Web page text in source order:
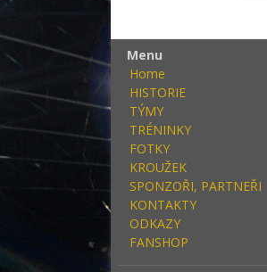
Menu
Home
HISTORIE
TÝMY
TRÉNINKY
FOTKY
KROUŽEK
SPONZOŘI, PARTNEŘI
KONTAKTY
ODKAZY
FANSHOP